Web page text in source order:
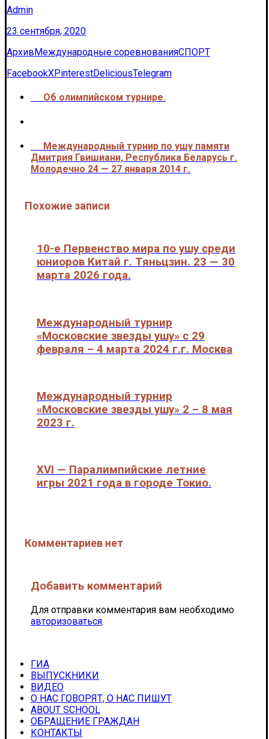
Admin
23 сентября, 2020
АрхивМеждународные соревнованияСПОРТ
FacebookXPinterestDeliciousTelegram
Об олимпийском турнире.
Международный турнир по ушу памяти
Дмитрия Гвишиани, Республика Беларусь г.
Молодечно 24 — 27 января 2014 г.
Похожие записи
10-е Первенство мира по ушу среди
юниоров Китай г. Тяньцзин. 23 — 30
марта 2026 года.
Международный турнир
«Московские звезды ушу» с 29
февраля – 4 марта 2024 г.г. Москва
Международный турнир
«Московские звезды ушу» 2 – 8 мая
2023 г.
XVI — Паралимпийские летние
игры 2021 года в городе Токио.
Комментариев нет
Добавить комментарий
Для отправки комментария вам необходимо
авторизоваться.
ГИА
ВЫПУСКНИКИ
ВИДЕО
О НАС ГОВОРЯТ, О НАС ПИШУТ
ABOUT SCHOOL
ОБРАЩЕНИЕ ГРАЖДАН
КОНТАКТЫ